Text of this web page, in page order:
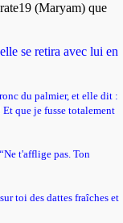
(Maryam) que
se retira avec lui en
du palmier, et elle dit :
que je fusse totalement
t'afflige pas. Ton
toi des dattes fraîches et